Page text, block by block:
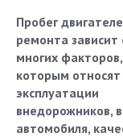
Пробег
ремонта зависит
многих
которым относят
эксплуатации
внедорожников,
автомобиля,